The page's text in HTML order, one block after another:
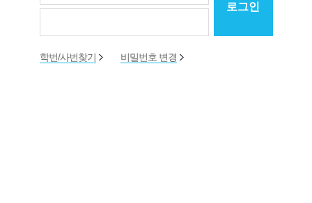
로그인
학번/사번찾기 비밀번호 변경